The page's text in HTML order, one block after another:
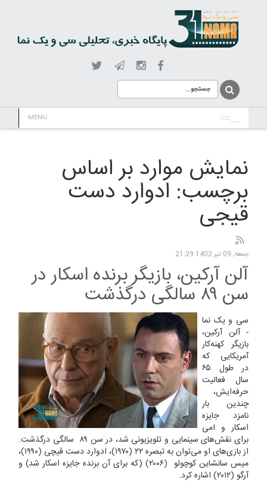
MENU
نمایش موارد بر اساس
برچسب: ادوارد دست
قیجی
جمعه, 09 تیر 1402 21:29
آلن آرکین، بازیگر برنده اسکار در
سن ۸۹ سالگی درگذشت
سی و یک نما
- آلن آرکین،
بازیگر کهنه‌کار
آمریکایی که
در طول ۶۵
سال فعالیت
حرفه‌ایش،
چندین بار
نامزد جایزه
اسکار و امی
برای نقش‌های سینمایی و تلویزیونی شد، در سن ۸۹ سالگی درگذشت.
از بازی‌های او می‌توان به تبصره ۲۲ (۱۹۷۰)، ادوارد دست قیچی (۱۹۹۰)،
میس سانشاین کوچولو (۲۰۰۶) (که برای آن برنده جایزه اسکار شد) و
آرگو (۲۰۱۲) اشاره کرد.